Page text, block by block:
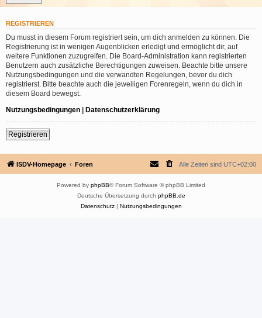
REGISTRIEREN
Du musst in diesem Forum registriert sein, um dich anmelden zu können. Die
Registrierung ist in wenigen Augenblicken erledigt und ermöglicht dir, auf
weitere Funktionen zuzugreifen. Die Board-Administration kann registrierten
Benutzern auch zusätzliche Berechtigungen zuweisen. Beachte bitte unsere
Nutzungsbedingungen und die verwandten Regelungen, bevor du dich
registrierst. Bitte beachte auch die jeweiligen Forenregeln, wenn du dich in
diesem Board bewegst.
Nutzungsbedingungen | Datenschutzerklärung
Registrieren
ISDV-Homepage Foren Alle Zeiten sind UTC+02:00
Powered by phpBB® Forum Software © phpBB Limited
Deutsche Übersetzung durch phpBB.de
Datenschutz| Nutzungsbedingungen